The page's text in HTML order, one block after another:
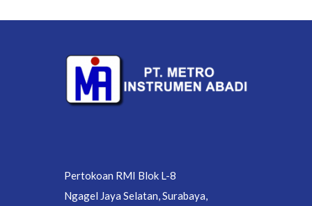
Pertokoan RMI Blok L-8
Ngagel Jaya Selatan, Surabaya,